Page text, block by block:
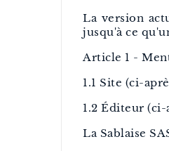
La version
jusqu'à ce
Article 1 -
1.1 Site (ci-
1.2 Éditeur (ci-
La Sablaise